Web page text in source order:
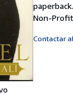
Non-
Contactar